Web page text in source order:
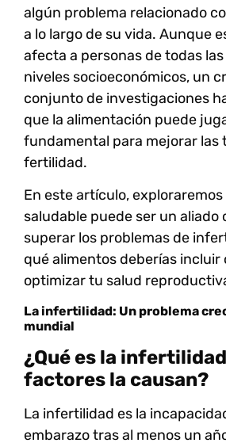
algún problema relacionado
a lo largo de su vida. Aunque
afecta a personas de todas
niveles socioeconómicos, un
conjunto de investigaciones
que la alimentación puede
fundamental para mejorar las
fertilidad.
En este artículo,
saludable puede ser un aliado
superar los problemas de
qué alimentos deberías incluir
optimizar tu salud
La infertilidad: Un problema
mundial
¿Qué es la
factores la causan?
La infertilidad es la
embarazo tras al menos un